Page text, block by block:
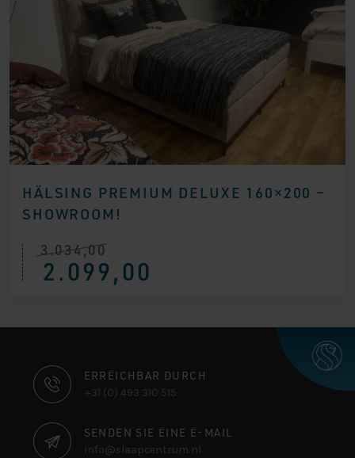
HÄLSING PREMIUM DELUXE 160×200 –
SHOWROOM!
3.034,00
Ursprünglicher
Preis
war:
2.099,00
Aktueller
Preis
ist:
KONTAKTINFORMATIONEN
ERREICHBAR DURCH
+31 (0) 493 310 515
SENDEN SIE EINE E-MAIL
info@slaapcentrum.nl